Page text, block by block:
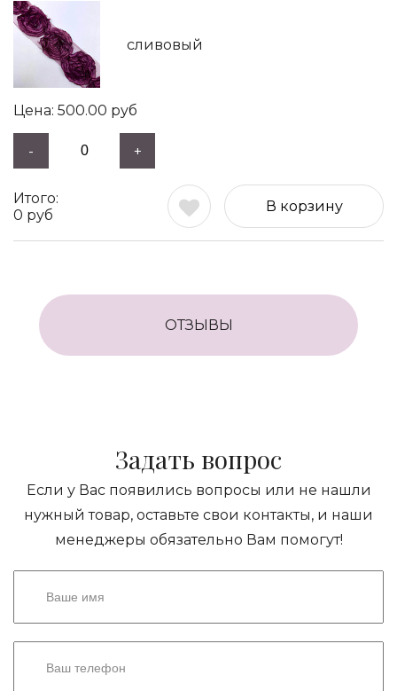
сливовый
500.00 руб
- +
0 руб
В корзину
ОТЗЫВЫ
Задать вопрос
Если у Вас появились вопросы или не нашли
нужный товар, оставьте свои контакты, и наши
менеджеры обязательно Вам помогут!